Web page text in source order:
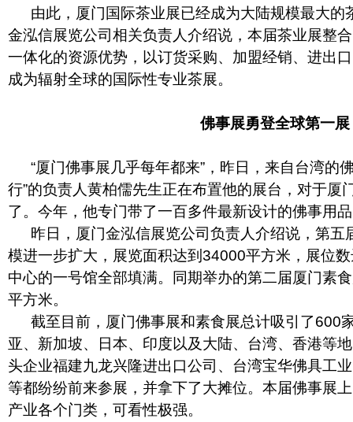
由此，厦门国际茶业展已经成为大陆规模最大的
金泓信展览公司相关负责人介绍说，本届茶业展整
一体化的资源优势，以订货采购、加盟经销、进出
成为辐射全球的国际性专业茶展。
佛事展勇登全球第一展
“厦门佛事展几乎每年都来”，昨日，来自台湾的
行”的负责人黄柏儒先生正在布置他的展台，对于厦
了。今年，他专门带了一百多件最新设计的佛事用
昨日，厦门金泓信展览公司负责人介绍说，第五
模进一步扩大，展览面积达到34000平方米，展位
中心的一号馆全部填满。同期举办的第二届厦门素
平方米。
截至目前，厦门佛事展和素食展总计吸引了600
亚、新加坡、日本、印度以及大陆、台湾、香港等
头企业福建九龙兴隆进出口公司、台湾宝华佛具工
等都纷纷前来参展，并拿下了大摊位。本届佛事展
产业各个门类，可看性极强。